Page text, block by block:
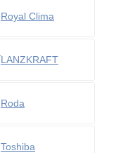
Royal Clima
LANZKRAFT
Roda
Toshiba